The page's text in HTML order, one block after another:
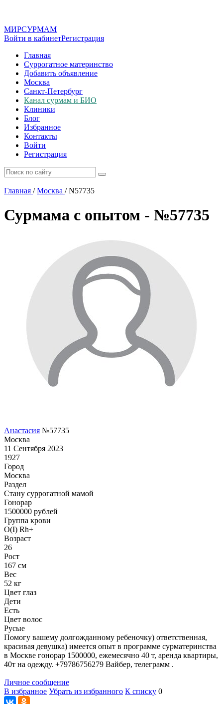
МИРСУРМАМ
Войти в кабинетРегистрация
Главная
Суррогатное материнство
Добавить объявление
Москва
Санкт-Петербург
Канал сурмам и БИО
Клиники
Блог
Избранное
Контакты
Войти
Регистрация
Главная / Москва /N57735
Сурмама с опытом - №57735
Анастасия №57735
Москва
11 Сентября 2023
1927
Город
Москва
Раздел
Cтану суррогатной мамой
Гонoрар
1500000 рублей
Группа крови
O(I) Rh+
Возраст
26
Рост
167 см
Вес
52 кг
Цвет глаз
Дети
Есть
Цвет волос
Русые
Помогу вашему долгожданному ребеночку) ответственная,
красивая девушка) имеется опыт в программе сурматеринства
в Москве гонорар 1500000, ежемесячно 40 т, аренда квартиры,
40т на одежду. +79786756279 Вайбер, телеграмм .
Личное сообщение
В избранное Убрать из избранного К списку 0